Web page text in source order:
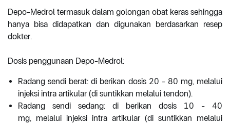
Depo-Medrol termasuk dalam golongan obat keras sehingga
hanya bisa didapatkan dan digunakan berdasarkan resep
dokter.
Dosis penggunaan Depo-Medrol:
Radang sendi berat: di berikan dosis 20 - 80 mg, melalui
injeksi intra artikular (di suntikkan melalui tendon).
Radang sendi sedang: di berikan dosis 10 - 40
mg, melalui injeksi intra artikular (di suntikkan melalui